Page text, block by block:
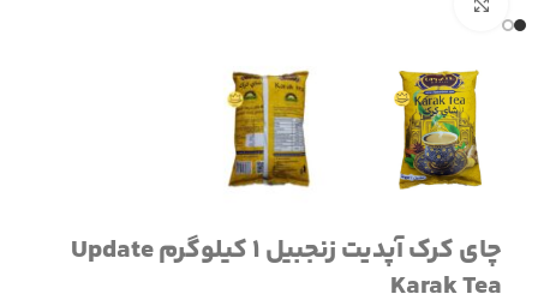
چای کرک آپدیت زنجبیل 1 کیلوگرم Update